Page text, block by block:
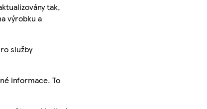
tak,
výrobku a
služby
informace. To